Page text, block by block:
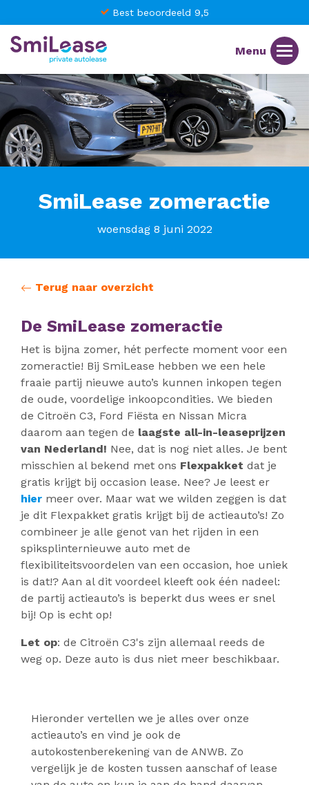
Best beoordeeld 9,5
SmiLease zomeractie
woensdag 8 juni 2022
Terug naar overzicht
De SmiLease zomeractie
Het is bijna zomer, hét perfecte moment voor een
zomeractie! Bij SmiLease hebben we een hele
fraaie partij nieuwe auto’s kunnen inkopen tegen
de oude, voordelige inkoopcondities. We bieden
de Citroën C3, Ford Fiësta en Nissan Micra
daarom aan tegen de laagste all-in-leaseprijzen
van Nederland! Nee, dat is nog niet alles. Je bent
misschien al bekend met ons Flexpakket dat je
gratis krijgt bij occasion lease. Nee? Je leest er
hier meer over. Maar wat we wilden zeggen is dat
je dit Flexpakket gratis krijgt bij de actieauto’s! Zo
combineer je alle genot van het rijden in een
spiksplinternieuwe auto met de
flexibiliteitsvoordelen van een occasion, hoe uniek
is dat!? Aan al dit voordeel kleeft ook één nadeel:
de partij actieauto’s is beperkt dus wees er snel
bij! Op is echt op!
Let op: de Citroën C3's zijn allemaal reeds de
weg op. Deze auto is dus niet meer beschikbaar.
Hieronder vertellen we je alles over onze
actieauto’s en vind je ook de
autokostenberekening van de ANWB. Zo
vergelijk je de kosten tussen aanschaf of lease